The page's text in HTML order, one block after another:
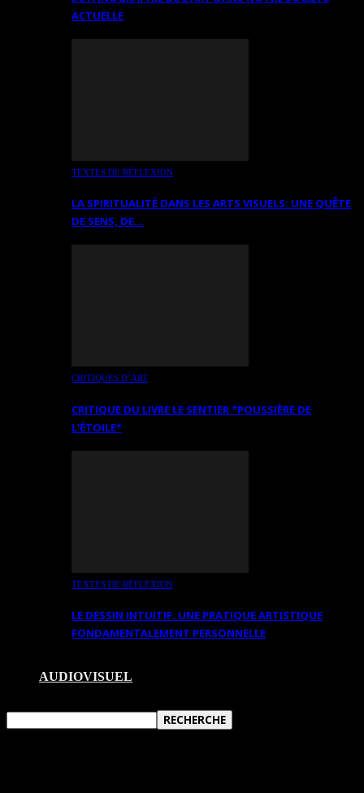
ACTUELLE
TEXTES DE RÉFLEXION
LA SPIRITUALITÉ DANS LES ARTS VISUELS: UNE QUÊTE
DE SENS, DE…
CRITIQUES D’ART
CRITIQUE DU LIVRE LE SENTIER *POUSSIÈRE DE
L’ÉTOILE*
TEXTES DE RÉFLEXION
LE DESSIN INTUITIF. UNE PRATIQUE ARTISTIQUE
FONDAMENTALEMENT PERSONNELLE
AUDIOVISUEL